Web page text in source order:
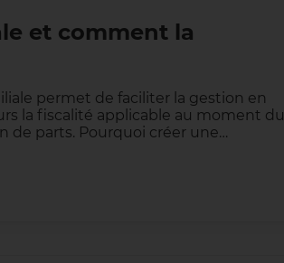
et comment la
permet de faciliter la gestion en
la fiscalité applicable au moment du
de parts. Pourquoi créer une…